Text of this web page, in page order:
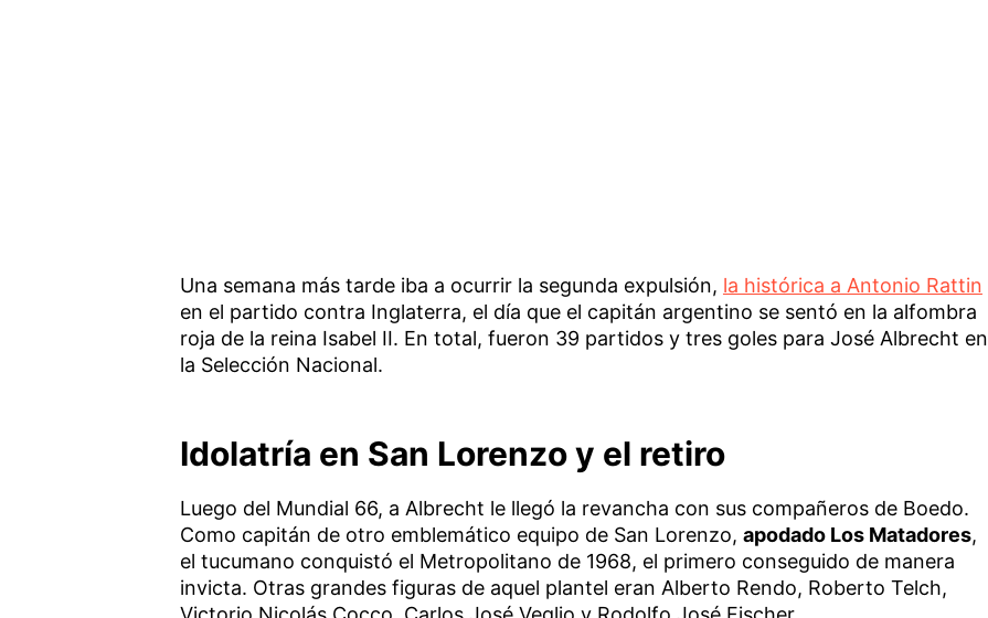
Una semana más tarde iba a ocurrir la segunda expulsión, la histórica a Antonio Rattin
en el partido contra Inglaterra, el día que el capitán argentino se sentó en la alfombra
roja de la reina Isabel II. En total, fueron 39 partidos y tres goles para José Albrecht en
la Selección Nacional.
Idolatría en San Lorenzo y el retiro
Luego del Mundial 66, a Albrecht le llegó la revancha con sus compañeros de Boedo.
Como capitán de otro emblemático equipo de San Lorenzo, apodado Los Matadores,
el tucumano conquistó el Metropolitano de 1968, el primero conseguido de manera
invicta. Otras grandes figuras de aquel plantel eran Alberto Rendo, Roberto Telch,